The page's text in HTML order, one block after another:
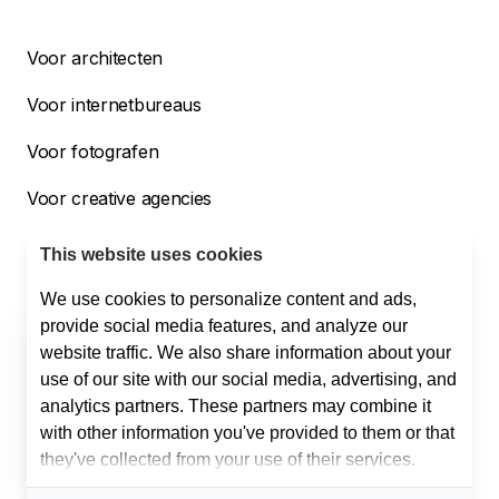
Voor architecten
Voor internetbureaus
Voor fotografen
Voor creative agencies
Voor bouwbedrijven
Helpdesk
Support
010 254 00 50
support@offri.nl
Sales
075 808 03 41
info@offri.nl
This website uses cookies
We use cookies to personalize content and ads,
provide social media features, and analyze our
website traffic. We also share information about your
use of our site with our social media, advertising, and
analytics partners. These partners may combine it
with other information you've provided to them or that
they've collected from your use of their services.